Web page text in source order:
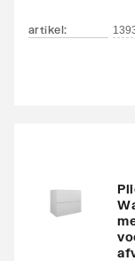
artikel: